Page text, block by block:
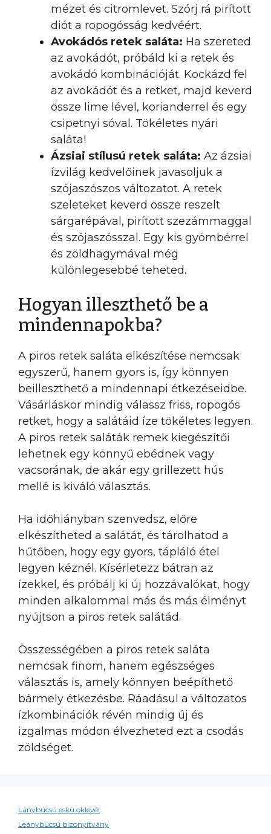
mézet és citromlevet. Szórj rá pirított
diót a ropogósság kedvéért.
Avokádós retek saláta: Ha szereted
az avokádót, próbáld ki a retek és
avokádó kombinációját. Kockázd fel
az avokádót és a retket, majd keverd
össze lime lével, korianderrel és egy
csipetnyi sóval. Tökéletes nyári
saláta!
Ázsiai stílusú retek saláta: Az ázsiai
ízvilág kedvelőinek javasoljuk a
szójaszószos változatot. A retek
szeleteket keverd össze reszelt
sárgarépával, pirított szezámmaggal
és szójaszósszal. Egy kis gyömbérrel
és zöldhagymával még
különlegesebbé teheted.
Hogyan illeszthető be a
mindennapokba?
A piros retek saláta elkészítése nemcsak
egyszerű, hanem gyors is, így könnyen
beilleszthető a mindennapi étkezéseidbe.
Vásárláskor mindig válassz friss, ropogós
retket, hogy a salátáid íze tökéletes legyen.
A piros retek saláták remek kiegészítői
lehetnek egy könnyű ebédnek vagy
vacsorának, de akár egy grillezett hús
mellé is kiváló választás.
Ha időhiányban szenvedsz, előre
elkészítheted a salátát, és tárolhatod a
hűtőben, hogy egy gyors, tápláló étel
legyen kéznél. Kísérletezz bátran az
ízekkel, és próbálj ki új hozzávalókat, hogy
minden alkalommal más és más élményt
nyújtson a piros retek salátád.
Összességében a piros retek saláta
nemcsak finom, hanem egészséges
választás is, amely könnyen beépíthető
bármely étkezésbe. Ráadásul a változatos
ízkombinációk révén mindig új és
izgalmas módon élvezheted ezt a csodás
zöldséget.
Lánybúcsú eskü oklevél
Leánybúcsú bizonyítvány